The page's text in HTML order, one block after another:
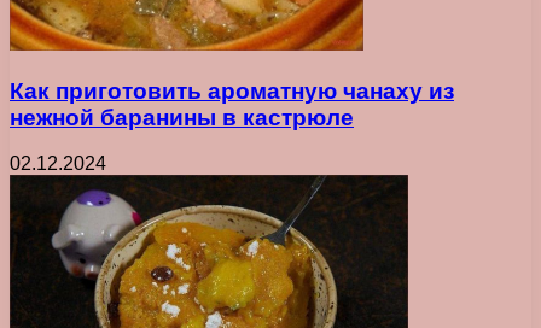
Как приготовить ароматную чанаху из
нежной баранины в кастрюле
02.12.2024